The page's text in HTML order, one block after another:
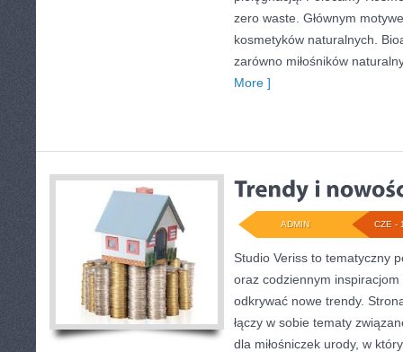
zero waste. Głównym
kosmetyków naturalnych.
zarówno miłośników
More ]
CZE -
ADMIN
Studio Veriss to tematyczny
oraz codziennym
odkrywać nowe trendy.
łączy w sobie tematy
dla miłośniczek urody, w